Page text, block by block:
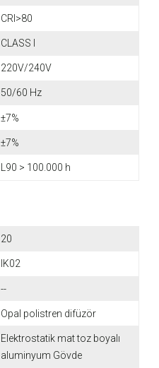
CRI>80
CLASS I
220V/240V
50/60 Hz
±7%
±7%
L90 > 100.000 h
20
IK02
--
Opal polistren difüzör
Elektrostatik mat toz boyalı
aluminyum Gövde